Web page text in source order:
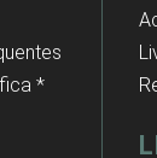
*